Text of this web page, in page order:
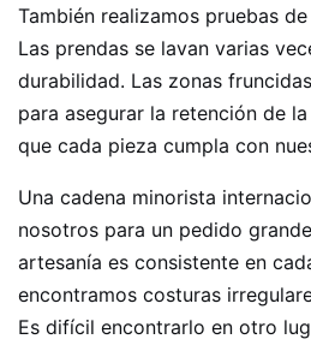
También realizamos pruebas
Las prendas se lavan varias
durabilidad. Las zonas
para asegurar la retención de
que cada pieza cumpla con
Una cadena minorista
nosotros para un pedido
artesanía es consistente en
encontramos costuras
Es difícil encontrarlo en otro